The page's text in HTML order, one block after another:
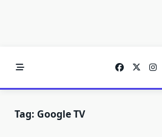
Tag: Google TV